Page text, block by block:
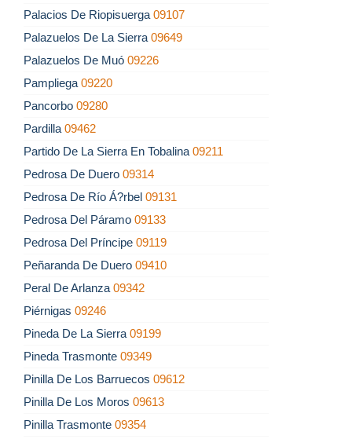
Palacios De Riopisuerga 09107
Palazuelos De La Sierra 09649
Palazuelos De Muó 09226
Pampliega 09220
Pancorbo 09280
Pardilla 09462
Partido De La Sierra En Tobalina 09211
Pedrosa De Duero 09314
Pedrosa De Río Á?rbel 09131
Pedrosa Del Páramo 09133
Pedrosa Del Príncipe 09119
Peñaranda De Duero 09410
Peral De Arlanza 09342
Piérnigas 09246
Pineda De La Sierra 09199
Pineda Trasmonte 09349
Pinilla De Los Barruecos 09612
Pinilla De Los Moros 09613
Pinilla Trasmonte 09354